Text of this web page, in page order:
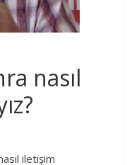
nasıl
iletişim